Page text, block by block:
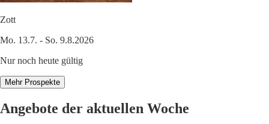
Zott
Mo. 13.7. - So. 9.8.2026
Nur noch heute gültig
Mehr Prospekte
Angebote der aktuellen Woche